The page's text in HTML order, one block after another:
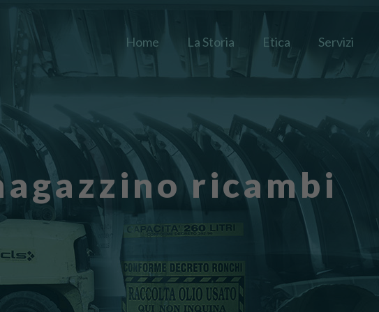
Home La Storia Etica Servizi
ricambi